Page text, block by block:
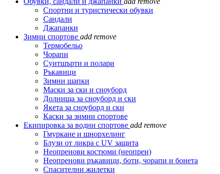
Спортни и туристически обувки
Сандали
Джапанки
Зимни спортове add remove
Термобельо
Чорапи
Суитшърти и полари
Ръкавици
Зимни шапки
Маски за ски и сноуборд
Долнища за сноуборд и ски
Якета за сноуборд и ски
Каски за зимни спортове
Екипировка за водни спортове add remove
Гмуркане и шнорхелинг
Блузи от ликра с UV защита
Неопренови костюми (неопрен)
Неопренови ръкавици, боти, чорапи и бонета
Спасителни жилетки